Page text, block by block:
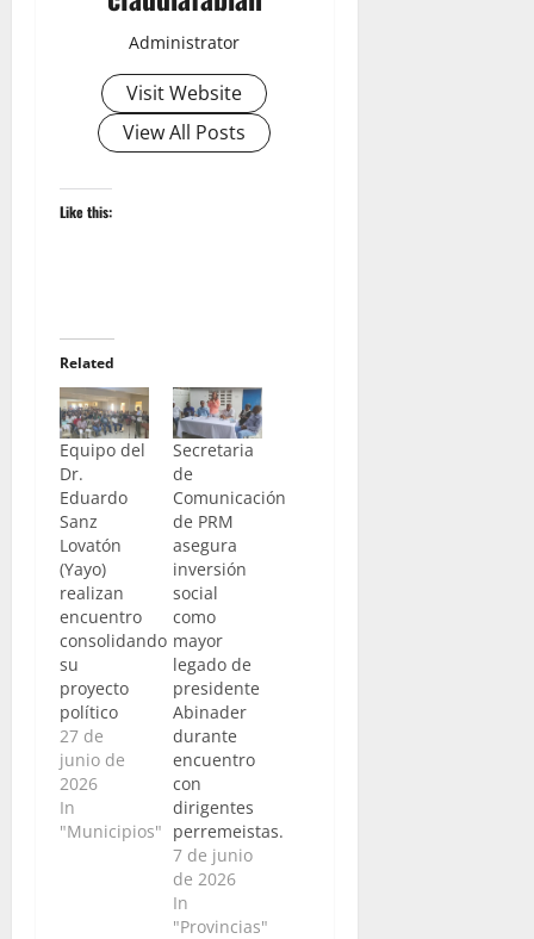
Administrator
Visit Website
View All Posts
Like this:
Related
Equipo del
Dr.
Eduardo
Sanz
Lovatón
(Yayo)
realizan
encuentro
consolidando
su
proyecto
político
27 de
junio de
2026
In
"Municipios"
Secretaria
de
Comunicación
de PRM
asegura
inversión
social
como
mayor
legado de
presidente
Abinader
durante
encuentro
con
dirigentes
perremeistas.
7 de junio
de 2026
In
"Provincias"